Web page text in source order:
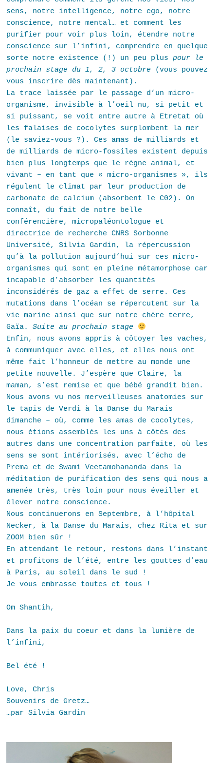
sens, notre intelligence, notre ego, notre
conscience, notre mental… et comment les
purifier pour voir plus loin, étendre notre
conscience sur l’infini, comprendre en quelque
sorte notre existence (!) un peu pluspour le
prochain stage du 1, 2, 3 octobre (vous pouvez
vous inscrire dès maintenant).
La trace laissée par le passage d’un micro-
organisme, invisible à l’oeil nu, si petit et
si puissant, se voit entre autre à Etretat où
les falaises de cocolytes surplombent la mer
(le saviez-vous ?). Ces amas de milliards et
de milliards de micro-fossiles existent depuis
bien plus longtemps que le règne animal, et
vivant – en tant que « micro-organismes », ils
régulent le climat par leur production de
carbonate de calcium (absorbent le C02). On
connaît, du fait de notre belle
conférencière, micropaléontologue et
directrice de recherche CNRS Sorbonne
Université, Silvia Gardin, la répercussion
qu’à la pollution aujourd’hui sur ces micro-
organismes qui sont en pleine métamorphose car
incapable d’absorber les quantités
inconsidérés de gaz a effet de serre. Ces
mutations dans l’océan se répercutent sur la
vie marine ainsi que sur notre chère terre,
Gaïa.Suite au prochain stage
Enfin, nous avons appris à côtoyer les vaches,
à communiquer avec elles, et elles nous ont
même fait l’honneur de mettre au monde une
petite nouvelle. J’espère que Claire, la
maman, s’est remise et que bébé grandit bien.
Nous avons vu nos merveilleuses anatomies sur
le tapis de Verdi à la Danse du Marais
dimanche – où, comme les amas de cocolytes,
nous étions assemblés les uns à côtés des
autres dans une concentration parfaite, où les
sens se sont intériorisés, avec l’écho de
Prema et de Swami Veetamohananda dans la
méditation de purification des sens qui nous a
amenée très, très loin pour nous éveiller et
élever notre conscience.
Nous continuerons en Septembre, à l’hôpital
Necker, à la Danse du Marais, chez Rita et sur
ZOOM bien sûr !
En attendant le retour, restons dans l’instant
et profitons de l’été, entre les gouttes d’eau
à Paris, au soleil dans le sud !
Je vous embrasse toutes et tous !
Om Shantih,
Dans la paix du coeur et dans la lumière de
l’infini,
Bel été !
Love, Chris
Souvenirs de Gretz…
…par Silvia Gardin